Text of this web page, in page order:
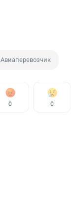
Авиаперевозчик
0 0